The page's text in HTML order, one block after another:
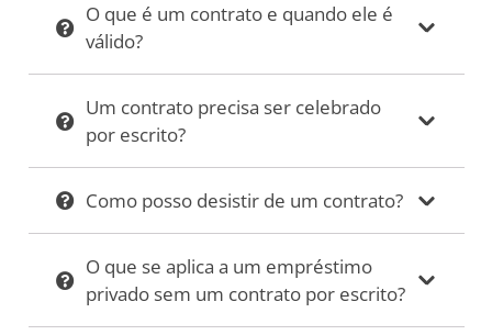
O que é um contrato e quando ele é
válido?
Um contrato precisa ser celebrado
por escrito?
Como posso desistir de um contrato?
O que se aplica a um empréstimo
privado sem um contrato por escrito?